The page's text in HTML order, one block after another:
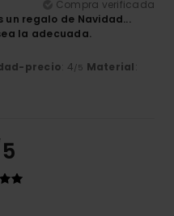
Compra verificada
un regalo de Navidad...
la adecuada.
precio: 4/5 Material: